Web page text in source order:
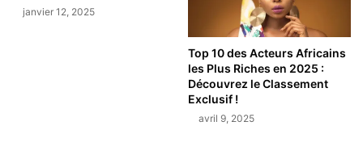
janvier 12, 2025
Top 10 des Acteurs Africains
les Plus Riches en 2025 :
Découvrez le Classement
Exclusif !
avril 9, 2025